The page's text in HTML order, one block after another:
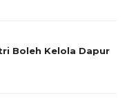
Boleh Kelola Dapur